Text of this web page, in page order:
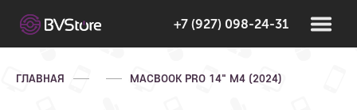
+7 (927) 098-24-31
ГЛАВНАЯ MACBOOK PRO 14" M4 (2024)